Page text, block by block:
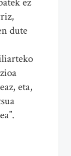
dute
eta,